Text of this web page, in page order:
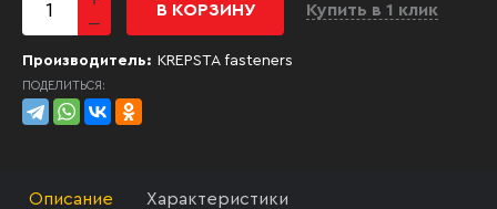
В КОРЗИНУ Купить в 1 клик
Производитель: KREPSTA fasteners
ПОДЕЛИТЬСЯ:
Описание Характеристики